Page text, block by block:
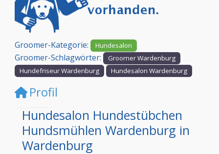
Groomer-Kategorie: Hundesalon
Groomer-Schlagwörter:
Groomer Wardenburg
Hundefriseur Wardenburg
Hundesalon Wardenburg
Profil
Hundesalon Hundestübchen
Hundsmühlen Wardenburg in
Wardenburg